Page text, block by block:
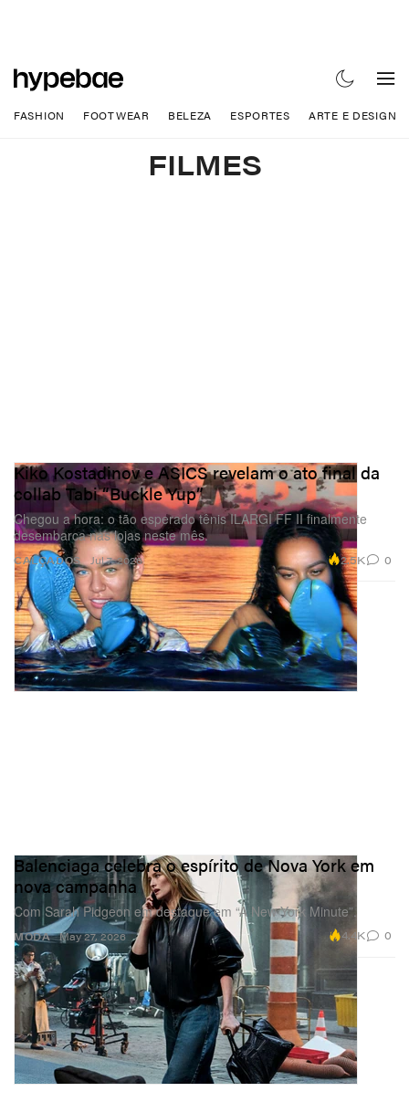
FASHION FOOTWEAR BELEZA ESPORTES ARTE E DESIGN
FILMES
CALÇADOS
Kiko Kostadinov e ASICS revelam o ato final da
collab Tabi “Buckle Yup”
Chegou a hora: o tão esperado tênis ILARGI FF II finalmente
desembarca nas lojas neste mês.
Jul 7, 2026 2.5K 0
MODA
Balenciaga celebra o espírito de Nova York em
nova campanha
Com Sarah Pidgeon em destaque em “A New York Minute”.
May 27, 2026 4.4K 0